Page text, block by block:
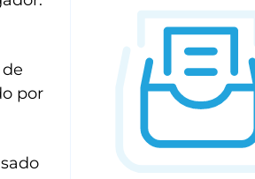
por